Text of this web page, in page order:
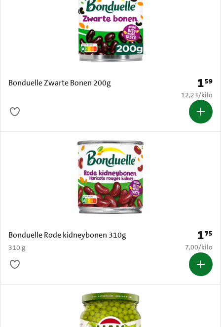
Bonduelle Zwarte Bonen 200g Prijs:
159
€ 12,23 per
12,23/kilo
Bonduelle Rode kidneybonen 310g
310 g
Prijs:
175
€ 7,00 per
7,00/kilo